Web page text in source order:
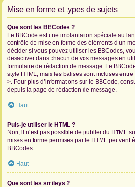
Mise en forme et types de sujets
Que sont les BBCodes ?
Le BBCode est une implantation spéciale au
contrôle de mise en forme des éléments d’un
décider si vous pouvez utiliser les BBCodes,
désactiver dans chacun de vos messages en
formulaire de rédaction de message. Le
style HTML, mais les balises sont incluses entre
>. Pour plus d’informations sur le BBCode,
depuis la page de rédaction de message.
Haut
Puis-je utiliser le HTML ?
Non, il n’est pas possible de publier du HTML
mises en forme permises par le HTML peuvent
BBCodes.
Haut
Que sont les smileys ?